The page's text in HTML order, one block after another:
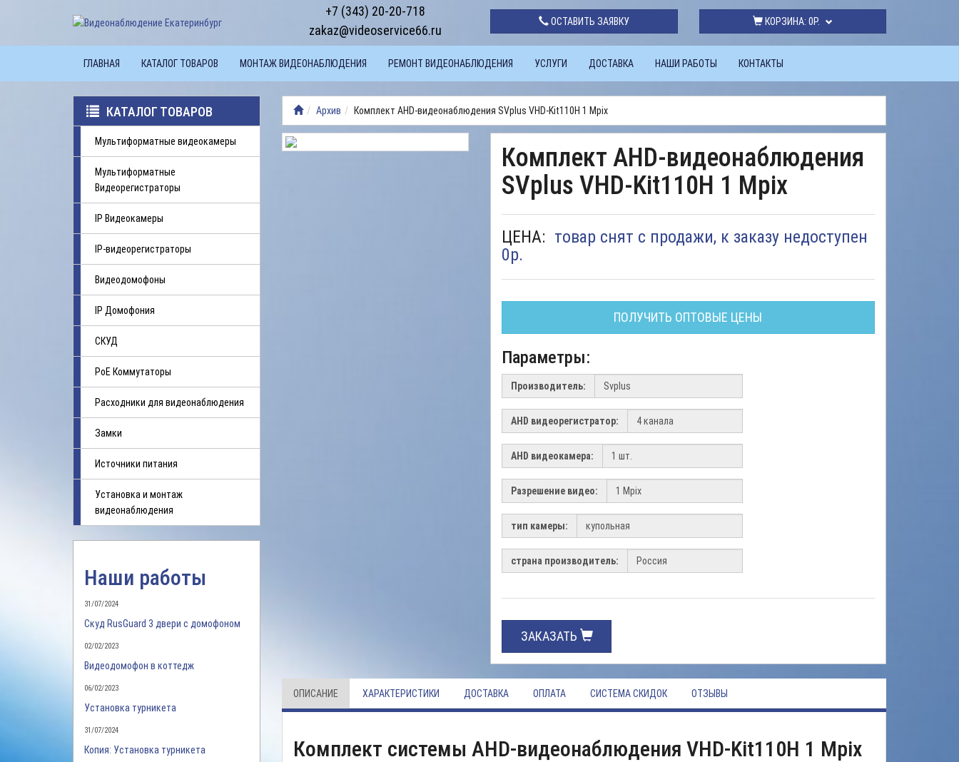
+7 (343) 20-20-718
zakaz@videoservice66.ru
ОСТАВИТЬ ЗАЯВКУ КОРЗИНА: 0Р.
ГЛАВНАЯ КАТАЛОГ ТОВАРОВ МОНТАЖ ВИДЕОНАБЛЮДЕНИЯ РЕМОНТ ВИДЕОНАБЛЮДЕНИЯ УСЛУГИ ДОСТАВКА НАШИ РАБОТЫ КОНТАКТЫ
КАТАЛОГ ТОВАРОВ
Мультиформатные видеокамеры
Мультиформатные
Видеорегистраторы
IP Видеокамеры
IP-видеорегистраторы
Видеодомофоны
IP Домофония
СКУД
PoE Коммутаторы
Расходники для видеонаблюдения
Замки
Источники питания
Установка и монтаж
видеонаблюдения
Наши работы
31/07/2024
Скуд RusGuard 3 двери с домофоном
02/02/2023
Видеодомофон в коттедж
06/02/2023
Установка турникета
31/07/2024
Копия: Установка турникета
Архив Комплект AHD-видеонаблюдения SVplus VHD-Kit110H 1 Mpix
Комплект AHD-видеонаблюдения
SVplus VHD-Kit110H 1 Mpix
ЦЕНА: товар снят с продажи, к заказу недоступен
0р.
ПОЛУЧИТЬ ОПТОВЫЕ ЦЕНЫ
Параметры:
Производитель:
AHD видеорегистратор:
AHD видеокамера:
Разрешение видео:
тип камеры:
страна производитель:
ЗАКАЗАТЬ
ОПИСАНИЕ ХАРАКТЕРИСТИКИ ДОСТАВКА ОПЛАТА СИСТЕМА СКИДОК ОТЗЫВЫ
Комплект системы AHD-видеонаблюдения VHD-Kit110H 1 Mpix